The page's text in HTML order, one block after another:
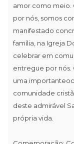
amor como meio.
por nós, somos
manifestado
família, na Igreja
celebrar em
entregue por nós.
uma
comunidade
deste admirável
própria vida.